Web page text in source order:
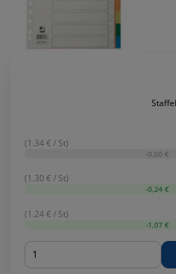
(1.34 € / St)
-0,00 €
(1.30 € / St)
-0,24 €
(1.24 € / St)
-1,07 €
Menge